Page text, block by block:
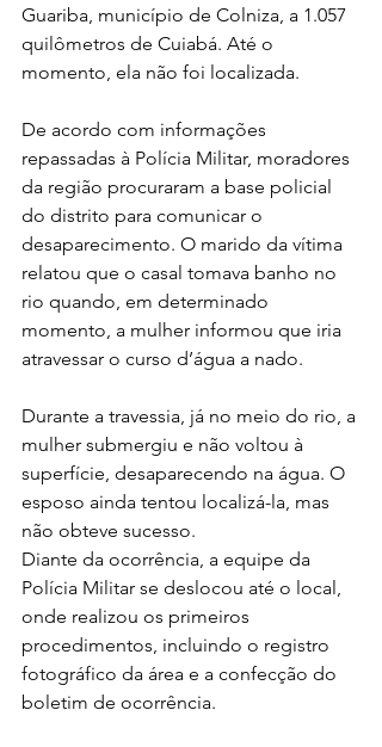
Guariba, município de Colniza, a 1.057
quilômetros de Cuiabá. Até o
momento, ela não foi localizada.
De acordo com informações
repassadas à Polícia Militar, moradores
da região procuraram a base policial
do distrito para comunicar o
desaparecimento. O marido da vítima
relatou que o casal tomava banho no
rio quando, em determinado
momento, a mulher informou que iria
atravessar o curso d’água a nado.
Durante a travessia, já no meio do rio, a
mulher submergiu e não voltou à
superfície, desaparecendo na água. O
esposo ainda tentou localizá-la, mas
não obteve sucesso.
Diante da ocorrência, a equipe da
Polícia Militar se deslocou até o local,
onde realizou os primeiros
procedimentos, incluindo o registro
fotográfico da área e a confecção do
boletim de ocorrência.